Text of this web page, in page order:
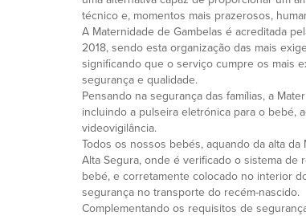
técnico e, momentos mais prazerosos,
A Maternidade de Gambelas é acreditada
2018, sendo esta organização das mais
significando que o serviço cumpre os mais
segurança e qualidade.
Pensando na segurança das famílias, a
incluindo a pulseira eletrónica para o bebé,
videovigilância.
Todos os nossos bebés, aquando da alta
Alta Segura, onde é verificado o sistema de
bebé, e corretamente colocado no interior
segurança no transporte do recém-nascido.
Complementando os requisitos de